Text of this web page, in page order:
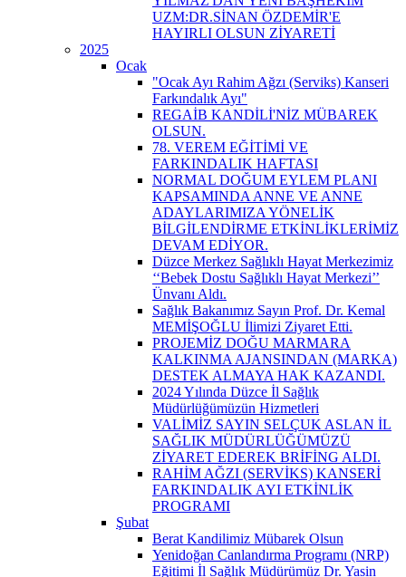
UZM:DR.SİNAN ÖZDEMİR'E
HAYIRLI OLSUN ZİYARETİ
2025
Ocak
"Ocak Ayı Rahim Ağzı (Serviks) Kanseri
Farkındalık Ayı"
REGAİB KANDİLİ'NİZ MÜBAREK
OLSUN.
78. VEREM EĞİTİMİ VE
FARKINDALIK HAFTASI
NORMAL DOĞUM EYLEM PLANI
KAPSAMINDA ANNE VE ANNE
ADAYLARIMIZA YÖNELİK
BİLGİLENDİRME ETKİNLİKLERİMİZ
DEVAM EDİYOR.
Düzce Merkez Sağlıklı Hayat Merkezimiz
‘‘Bebek Dostu Sağlıklı Hayat Merkezi’’
Ünvanı Aldı.
Sağlık Bakanımız Sayın Prof. Dr. Kemal
MEMİŞOĞLU İlimizi Ziyaret Etti.
PROJEMİZ DOĞU MARMARA
KALKINMA AJANSINDAN (MARKA)
DESTEK ALMAYA HAK KAZANDI.
2024 Yılında Düzce İl Sağlık
Müdürlüğümüzün Hizmetleri
VALİMİZ SAYIN SELÇUK ASLAN İL
SAĞLIK MÜDÜRLÜĞÜMÜZÜ
ZİYARET EDEREK BRİFİNG ALDI.
RAHİM AĞZI (SERVİKS) KANSERİ
FARKINDALIK AYI ETKİNLİK
PROGRAMI
Şubat
Berat Kandilimiz Mübarek Olsun
Yenidoğan Canlandırma Programı (NRP)
Eğitimi İl Sağlık Müdürümüz Dr. Yasin